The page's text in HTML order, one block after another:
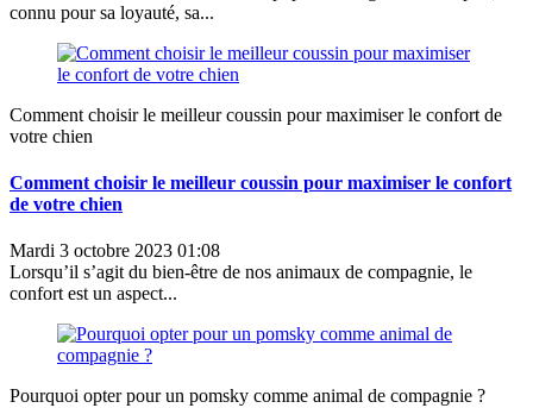
connu pour sa loyauté, sa...
Comment choisir le meilleur coussin pour maximiser le confort de
votre chien
Comment choisir le meilleur coussin pour maximiser le confort
de votre chien
Mardi 3 octobre 2023 01:08
Lorsqu’il s’agit du bien-être de nos animaux de compagnie, le
confort est un aspect...
Pourquoi opter pour un pomsky comme animal de compagnie ?